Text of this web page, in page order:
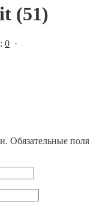
(51)
0 ·
Обязательные поля